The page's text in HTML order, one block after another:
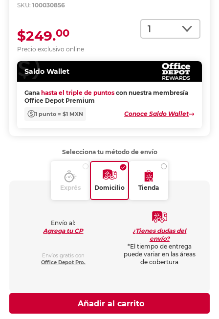
SKU: 100030856
Cantidad
Precio exclusivo online
$249.00
Saldo Wallet
Gana hasta el triple de puntos con nuestra membresía
Office Depot Premium
1 punto = $1 MXN Conoce Saldo Wallet
Selecciona tu método de envío
Exprés Domicilio Tienda
Envío al:
Agrega tu CP
Envíos gratis con
Office Depot Pro.
¿Tienes dudas del
envío?
*El tiempo de entrega
puede variar en las áreas
de cobertura
Añadir al carrito